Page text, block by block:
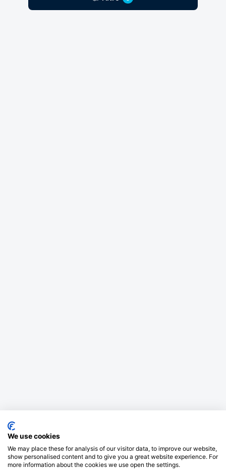
We use cookies
We may place these for analysis of our visitor data, to improve our website,
show personalised content and to give you a great website experience. For
more information about the cookies we use open the settings.